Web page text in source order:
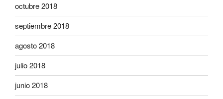
octubre 2018
septiembre 2018
agosto 2018
julio 2018
junio 2018